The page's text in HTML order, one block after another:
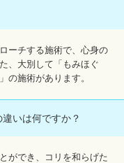
ーチする施術で、心身の
、大別して「もみほぐ
の施術があります。
いは何ですか？
ができ、コリを和らげた